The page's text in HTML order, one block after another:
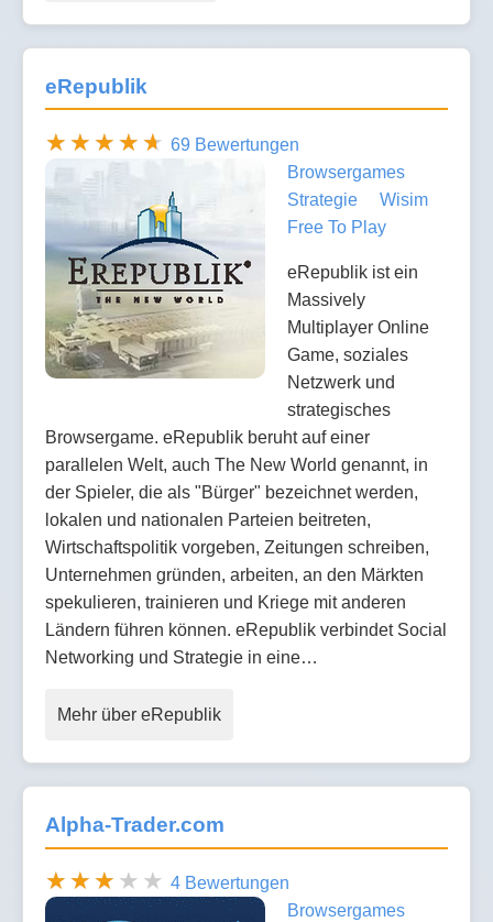
eRepublik
69 Bewertungen
Browsergames
Strategie
Wisim
Free To Play
eRepublik ist ein
Massively
Multiplayer Online
Game, soziales
Netzwerk und
strategisches
Browsergame. eRepublik beruht auf einer
parallelen Welt, auch The New World genannt, in
der Spieler, die als "Bürger" bezeichnet werden,
lokalen und nationalen Parteien beitreten,
Wirtschaftspolitik vorgeben, Zeitungen schreiben,
Unternehmen gründen, arbeiten, an den Märkten
spekulieren, trainieren und Kriege mit anderen
Ländern führen können. eRepublik verbindet Social
Networking und Strategie in eine…
Mehr über eRepublik
Alpha-Trader.com
4 Bewertungen
Browsergames